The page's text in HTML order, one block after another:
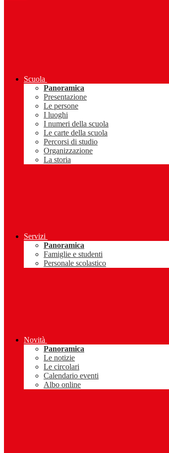
Scuola
Panoramica
Presentazione
Le persone
I luoghi
I numeri della scuola
Le carte della scuola
Percorsi di studio
Organizzazione
La storia
Servizi
Panoramica
Famiglie e studenti
Personale scolastico
Novità
Panoramica
Le notizie
Le circolari
Calendario eventi
Albo online